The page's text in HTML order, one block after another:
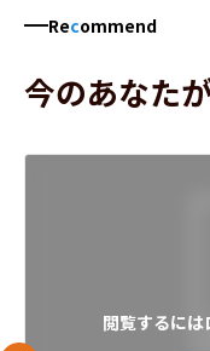
Recommend
今のあなた
閲覧するには